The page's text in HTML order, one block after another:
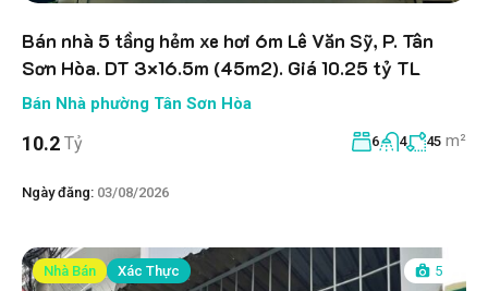
Bán nhà 5 tầng hẻm xe hơi 6m Lê Văn Sỹ, P. Tân
Sơn Hòa. DT 3×16.5m (45m2). Giá 10.25 tỷ TL
Bán Nhà phường Tân Sơn Hòa
10.2 Tỷ 6 4 45 m²
Ngày đăng: 03/08/2026
Nhà Bán Xác Thực 5